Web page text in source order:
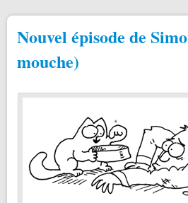
Nouvel épisode de
mouche)